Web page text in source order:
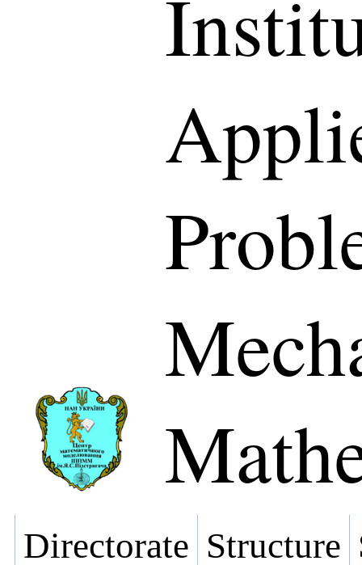
Directorate Structure